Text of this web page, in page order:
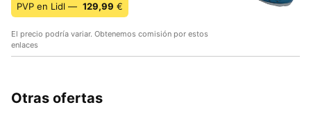
PVP en Lidl — 129,99 €
El precio podría variar. Obtenemos comisión por estos
enlaces
Otras ofertas